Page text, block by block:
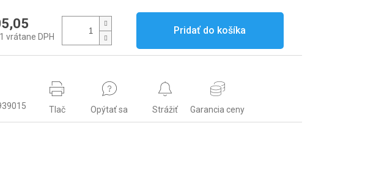
vrátane DPH
Pridať do košíka
Tlač Opýtať sa Strážiť Garancia ceny